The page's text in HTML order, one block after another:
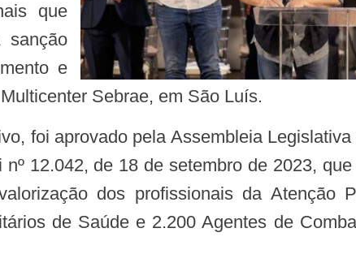
que
sanção
e
Sebrae, em São Luís.
12.042, de 18 de setembro de 2023,
dos profissionais da Atenção
de Saúde e 2.200 Agentes de